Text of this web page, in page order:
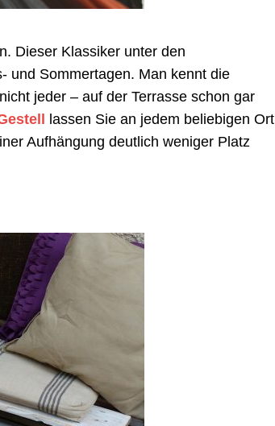
Dieser Klassiker unter den
und Sommertagen. Man kennt die
jeder – auf der Terrasse schon gar
lassen Sie an jedem beliebigen Ort
Aufhängung deutlich weniger Platz